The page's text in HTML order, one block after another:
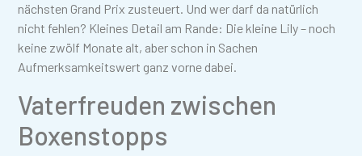
nächsten Grand Prix zusteuert. Und wer darf da natürlich
nicht fehlen? Kleines Detail am Rande: Die kleine Lily – noch
keine zwölf Monate alt, aber schon in Sachen
Aufmerksamkeitswert ganz vorne dabei.
Vaterfreuden zwischen
Boxenstopps